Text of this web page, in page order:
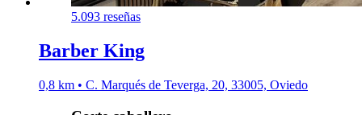
5.093 reseñas
Barber King
0,8 km • C. Marqués de Teverga, 20, 33005, Oviedo